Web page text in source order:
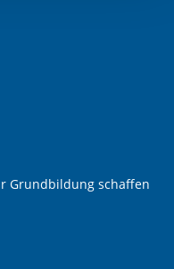
Grundbildung schaffen